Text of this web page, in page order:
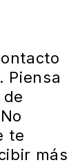
Piensa
te
más